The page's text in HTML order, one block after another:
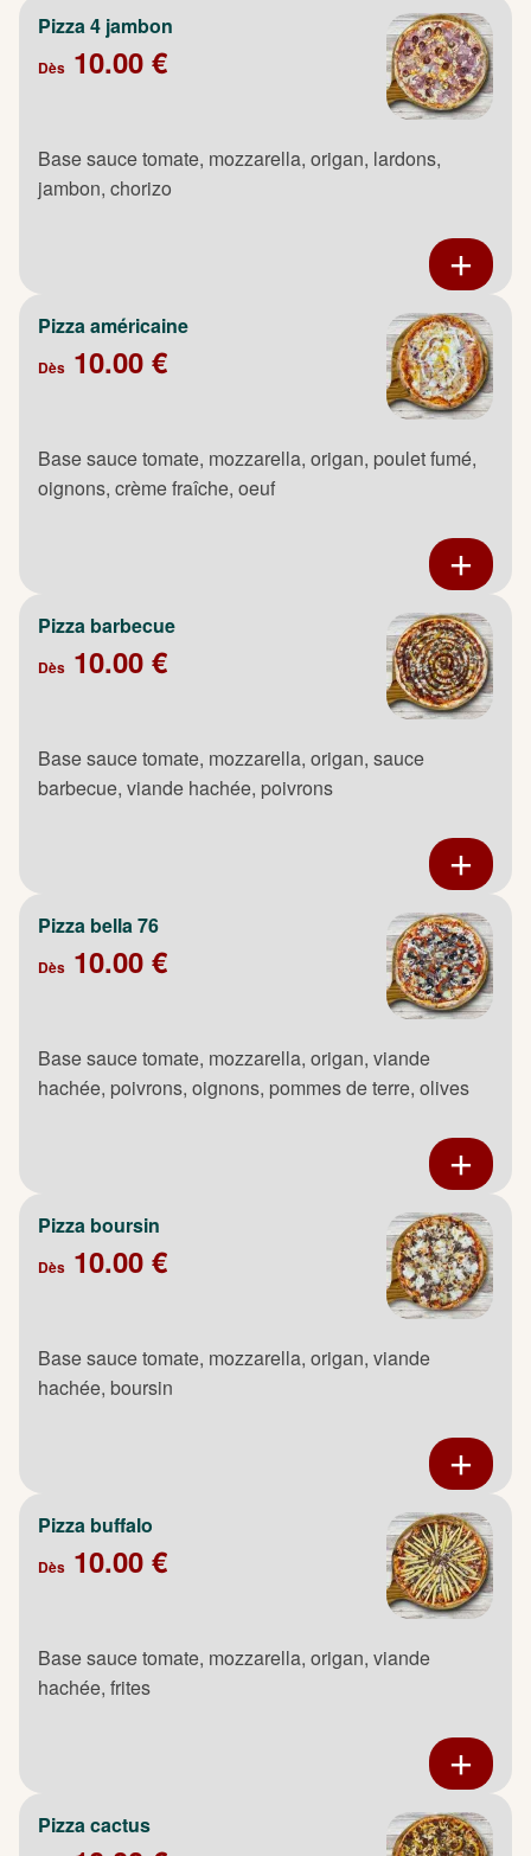
Pizza 4 jambon
Dès 10.00 €
Base sauce tomate, mozzarella, origan, lardons,
jambon, chorizo
Pizza américaine
Dès 10.00 €
Base sauce tomate, mozzarella, origan, poulet fumé,
oignons, crème fraîche, oeuf
Pizza barbecue
Dès 10.00 €
Base sauce tomate, mozzarella, origan, sauce
barbecue, viande hachée, poivrons
Pizza bella 76
Dès 10.00 €
Base sauce tomate, mozzarella, origan, viande
hachée, poivrons, oignons, pommes de terre, olives
Pizza boursin
Dès 10.00 €
Base sauce tomate, mozzarella, origan, viande
hachée, boursin
Pizza buffalo
Dès 10.00 €
Base sauce tomate, mozzarella, origan, viande
hachée, frites
Pizza cactus